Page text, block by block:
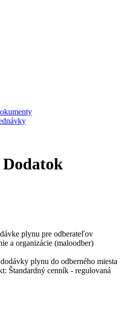
plynu pre odberateľov
a organizácie (maloodber)
plynu do odberného miesta
Štandardný cenník - regulovaná